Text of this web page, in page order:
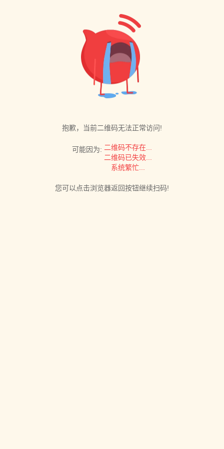
抱歉，当前二维码无法正常访问!
可能因为: 二维码不存在...
二维码已失效...
系统繁忙...
您可以点击浏览器返回按钮继续扫码!